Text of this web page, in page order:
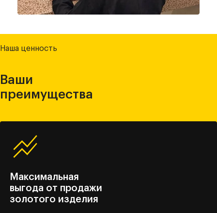
Наша ценность
Ваши
преимущества
Максимальная
выгода от продажи
золотого изделия